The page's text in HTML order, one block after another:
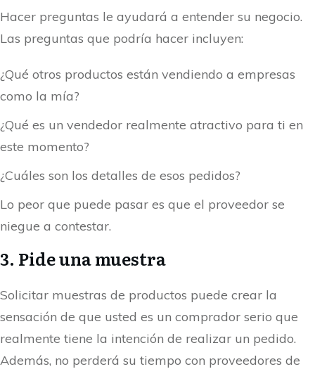
Hacer preguntas le ayudará a entender su negocio.
Las preguntas que podría hacer incluyen:
¿Qué otros productos están vendiendo a empresas
como la mía?
¿Qué es un vendedor realmente atractivo para ti en
este momento?
¿Cuáles son los detalles de esos pedidos?
Lo peor que puede pasar es que el proveedor se
niegue a contestar.
3. Pide una muestra
Solicitar muestras de productos puede crear la
sensación de que usted es un comprador serio que
realmente tiene la intención de realizar un pedido.
Además, no perderá su tiempo con proveedores de